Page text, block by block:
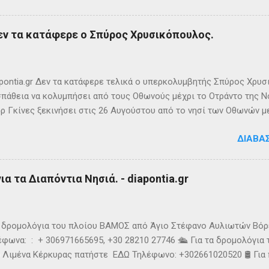
από την αρχαιότητα. Ο Πολύβιος την αναφέρει σε ένα
την αναφέρει πρώτο...
τα κατάφερε ο Σπύρος Χρυσικόπουλος.
Δεν τα κατάφερε τελικά ο υπερκολυμβητής Σπύρος
να κολυμπήσει από τους Οθωνούς μέχρι το Οτράντο της
Γκίνες ξεκινήσει στις 26 Αυγούστου από το νησί των Οθωνών
Τη νύχτα ένα κοπάδι μεδουσών τον έβαλε στόχο, η θάλασσα
τη προσπάθεια. 👉 Ακολουθήστε μας στο Instagram
τα Διαπόντια Νησιά. - diapontia.gr
του πλοίου ΒΑΜΟΣ από Άγιο Στέφανο Αυλιωτών
: + 306971665695, +30 28210 27746 🛳️ Για τα δρομολόγια
Λιμένα Κέρκυρας πατήστε ΕΔΩ Τηλέφωνο: +302661020520 🛢️ Για